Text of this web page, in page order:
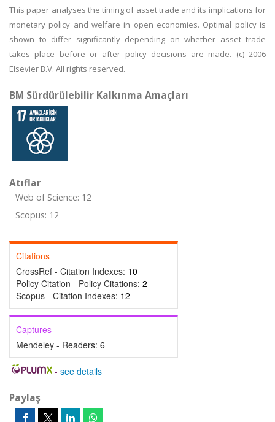
This paper analyses the timing of asset trade and its implications for
monetary policy and welfare in open economies. Optimal policy is
shown to differ significantly depending on whether asset trade
takes place before or after policy decisions are made. (c) 2006
Elsevier B.V. All rights reserved.
BM Sürdürülebilir Kalkınma Amaçları
Atıflar
Web of Science: 12
Scopus: 12
Citations
CrossRef - Citation Indexes: 10
Policy Citation - Policy Citations: 2
Scopus - Citation Indexes: 12
Captures
Mendeley - Readers: 6
- see details
Paylaş